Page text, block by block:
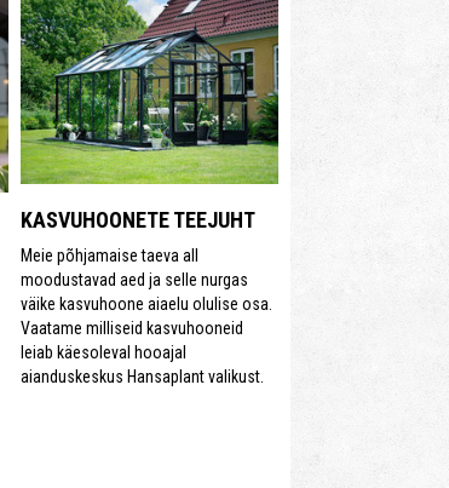
KASVUHOONETE TEEJUHT
Meie põhjamaise taeva all
moodustavad aed ja selle nurgas
väike kasvuhoone aiaelu olulise osa.
Vaatame milliseid kasvuhooneid
leiab käesoleval hooajal
aianduskeskus Hansaplant valikust.